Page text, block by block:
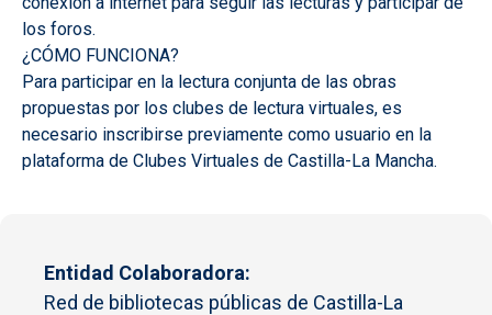
los foros.
¿CÓMO FUNCIONA?
Para participar en la lectura conjunta de las obras
propuestas por los clubes de lectura virtuales, es
necesario inscribirse previamente como usuario en la
plataforma de Clubes Virtuales de Castilla-La Mancha.
Entidad Colaboradora
Red de bibliotecas públicas de Castilla-La